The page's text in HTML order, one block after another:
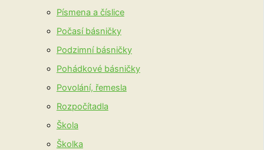
Písmena a číslice
Počasí básničky
Podzimní básničky
Pohádkové básničky
Povolání, řemesla
Rozpočítadla
Škola
Školka